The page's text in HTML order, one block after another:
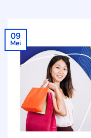
09
Mei